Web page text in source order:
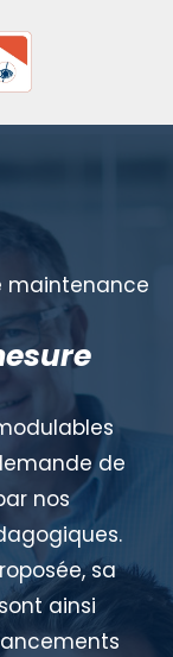
maintenance
de
nos
sa
ainsi